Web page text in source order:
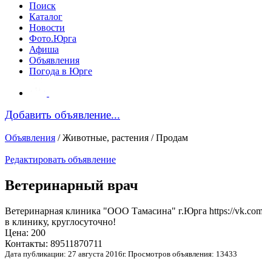
Поиск
Каталог
Новости
Фото.Юрга
Афиша
Объявления
Погода в Юрге
Добавить объявление...
Объявления / Животные, растения / Продам
Редактировать объявление
Ветеринарный врач
Ветеринарная клиника "ООО Тамасина" г.Юрга https://
в клинику, круглосуточно!
Цена: 200
Контакты: 89511870711
Дата публикации: 27 августа 2016г. Просмотров объявления: 13433